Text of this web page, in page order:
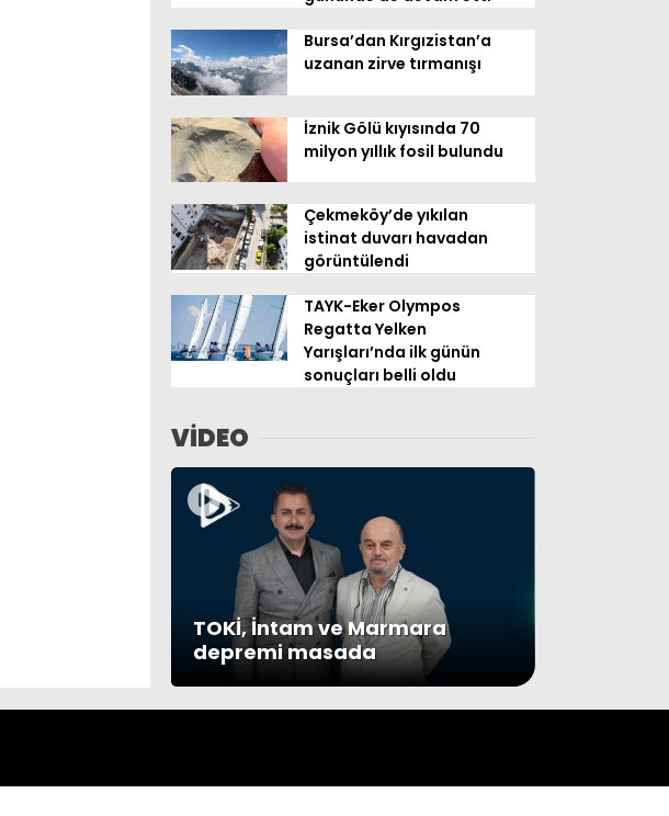
Bursa’dan Kırgızistan’a
uzanan zirve tırmanışı
İznik Gölü kıyısında 70
milyon yıllık fosil bulundu
Çekmeköy’de yıkılan
istinat duvarı havadan
görüntülendi
TAYK-Eker Olympos
Regatta Yelken
Yarışları’nda ilk günün
sonuçları belli oldu
VİDEO
TOKİ, İntam ve Marmara
depremi masada